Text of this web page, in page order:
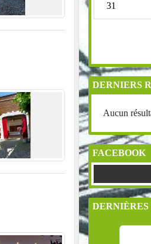
31
DERNIERS
Aucun
FACEBOOK
DERNIÈRES